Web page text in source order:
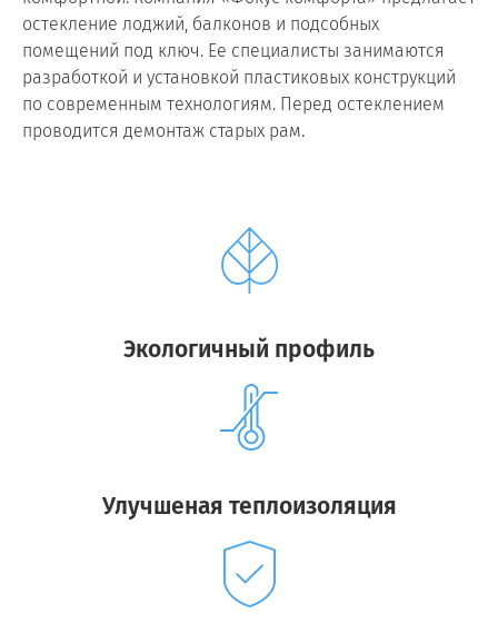
остекление лоджий, балконов и подсобных
помещений под ключ. Ее специалисты занимаются
разработкой и установкой пластиковых конструкций
по современным технологиям. Перед остеклением
проводится демонтаж старых рам.
Экологичный профиль
Улучшеная теплоизоляция